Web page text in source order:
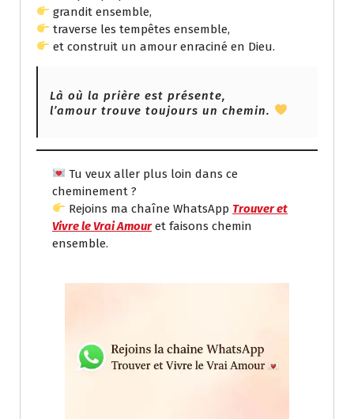
grandit ensemble,
traverse les tempêtes ensemble,
et construit un amour enraciné en Dieu.
Là où la prière est présente,
l’amour trouve toujours un chemin.
Tu veux aller plus loin dans ce
cheminement ?
Rejoins ma chaîne WhatsAppTrouver et
Vivre le Vrai Amouret faisons chemin
ensemble.